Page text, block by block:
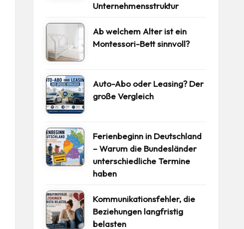
Unternehmensstruktur
Ab welchem Alter ist ein
Montessori-Bett sinnvoll?
Auto-Abo oder Leasing? Der
große Vergleich
Ferienbeginn in Deutschland
– Warum die Bundesländer
unterschiedliche Termine
haben
Kommunikationsfehler, die
Beziehungen langfristig
belasten